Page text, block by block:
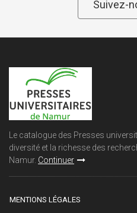
Suivez-
Le catalogue des Presses
diversité et la richesse des
Namur. Continuer
MENTIONS LÉGALES